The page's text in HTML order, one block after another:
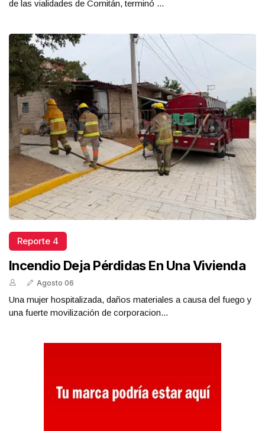
de las vialidades de Comitán, terminó ...
Reporte 4
Incendio Deja Pérdidas En Una Vivienda
Agosto 06
Una mujer hospitalizada, daños materiales a causa del fuego y
una fuerte movilización de corporacion...